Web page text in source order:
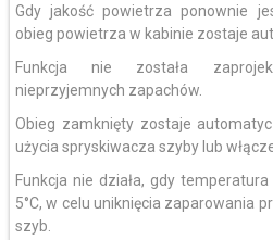
Gdy jakość powietrza ponownie
obieg powietrza w kabinie zostaje
Funkcja nie została
nieprzyjemnych zapachów.
Obieg zamknięty zostaje
użycia spryskiwacza szyby lub
Funkcja nie działa, gdy
5°C, w celu uniknięcia zaparowania
szyb.